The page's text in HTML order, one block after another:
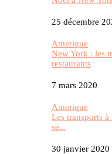
25 décembre
Amerique
New York : les
restaurants
7 mars 2020
Amerique
Les transports
se...
30 janvier 2020